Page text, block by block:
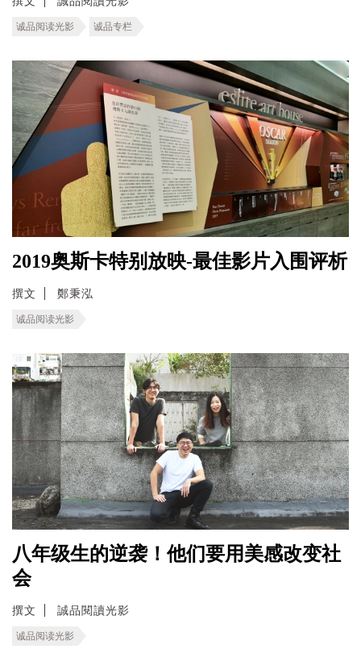
诚品阅读光影 诚品专栏
2019奥斯卡特别放映-最佳影片入围评析
撰文 鄭秉泓
诚品阅读光影
八年级生的逆袭！他们要用美感改变社
会
撰文 誠品閱讀光影
诚品阅读光影